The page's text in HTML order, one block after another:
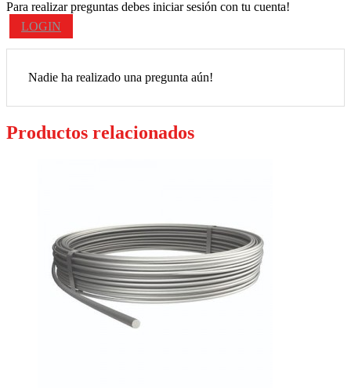
Para realizar preguntas debes iniciar sesión con tu cuenta!
LOGIN
Nadie ha realizado una pregunta aún!
Productos relacionados